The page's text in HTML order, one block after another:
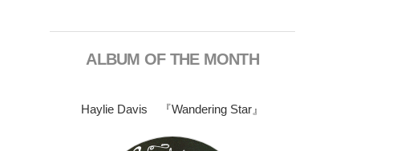
ALBUM OF THE MONTH
Haylie Davis 『Wandering Star』